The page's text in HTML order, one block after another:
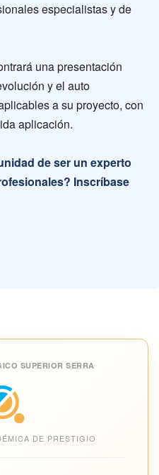
especialistas y de
una presentación
y el auto
a su proyecto, con
aplicación.
de ser un experto
Inscríbase
SUPERIOR SERRA
DE PRESTIGIO